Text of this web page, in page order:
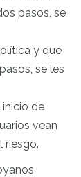
pasos, se
y que
se les
inicio de
vean
riesgo.